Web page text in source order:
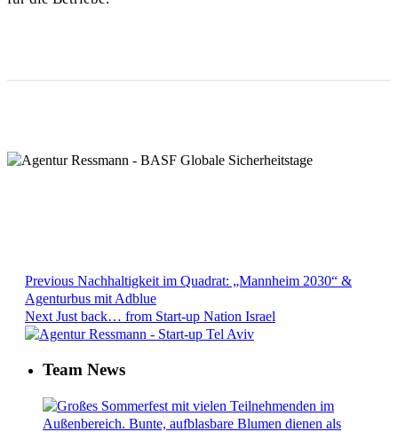
Previous Nachhaltigkeit im Quadrat: „Mannheim 2030“ &
Agenturbus mit Adblue
Next Just back… from Start-up Nation Israel
Team News